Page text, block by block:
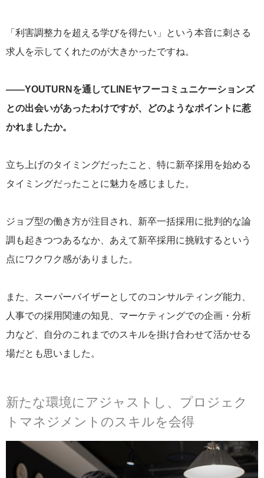
「利害調整力を超える学びを得たい」という本音に刺さる
求人を示してくれたのが大きかったですね。
——YOUTURNを通してLINEヤフーコミュニケーションズ
との出会いがあったわけですが、どのようなポイントに惹
かれましたか。
立ち上げのタイミングだったこと、特に新卒採用を始める
タイミングだったことに魅力を感じました。
ジョブ型の働き方が注目され、新卒一括採用に批判的な論
調も起きつつあるなか、あえて新卒採用に挑戦するという
点にワクワク感がありました。
また、スーパーバイザーとしてのコンサルティング能力、
人事での採用関連の知見、マーケティングでの企画・分析
力など、自分のこれまでのスキルを掛け合わせて活かせる
場だとも思いました。
新たな環境にアジャストし、プロジェク
トマネジメントのスキルを会得